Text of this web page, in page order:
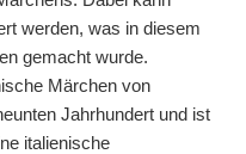
werden, was in diesem
gemacht wurde.
Märchen von
Jahrhundert und ist
italienische